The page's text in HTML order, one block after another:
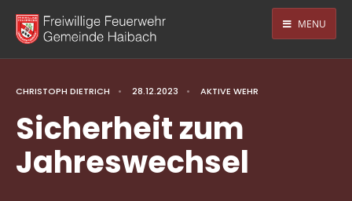
MENU
CHRISTOPH DIETRICH • 28.12.2023 • AKTIVE WEHR
Sicherheit zum
Jahreswechsel